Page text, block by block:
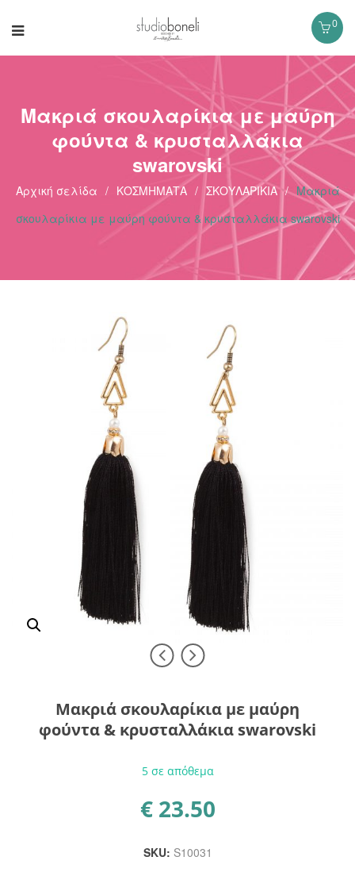
0
Μακριά σκουλαρίκια με μαύρη
φούντα & κρυσταλλάκια
swarovski
Αρχική σελίδα / ΚΟΣΜΗΜΑΤΑ / ΣΚΟΥΛΑΡΙΚΙΑ / Μακριά
σκουλαρίκια με μαύρη φούντα & κρυσταλλάκια swarovski
Μακριά σκουλαρίκια με μαύρη
φούντα & κρυσταλλάκια swarovski
5 σε απόθεμα
€23.50
SKU: S10031